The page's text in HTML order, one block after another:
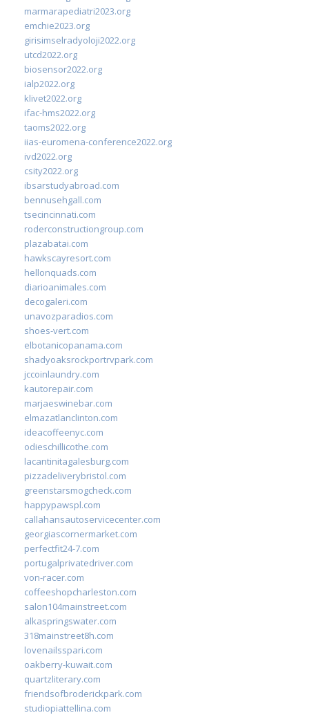
marmarapediatri2023.org
emchie2023.org
girisimselradyoloji2022.org
utcd2022.org
biosensor2022.org
ialp2022.org
klivet2022.org
ifac-hms2022.org
taoms2022.org
iias-euromena-conference2022.org
ivd2022.org
csity2022.org
ibsarstudyabroad.com
bennusehgall.com
tsecincinnati.com
roderconstructiongroup.com
plazabatai.com
hawkscayresort.com
hellonquads.com
diarioanimales.com
decogaleri.com
unavozparadios.com
shoes-vert.com
elbotanicopanama.com
shadyoaksrockportrvpark.com
jccoinlaundry.com
kautorepair.com
marjaeswinebar.com
elmazatlanclinton.com
ideacoffeenyc.com
odieschillicothe.com
lacantinitagalesburg.com
pizzadeliverybristol.com
greenstarsmogcheck.com
happypawspl.com
callahansautoservicecenter.com
georgiascornermarket.com
perfectfit24-7.com
portugalprivatedriver.com
von-racer.com
coffeeshopcharleston.com
salon104mainstreet.com
alkaspringswater.com
318mainstreet8h.com
lovenailsspari.com
oakberry-kuwait.com
quartzliterary.com
friendsofbroderickpark.com
studiopiattellina.com